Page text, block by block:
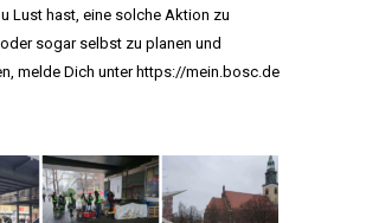
Lust hast, eine solche Aktion zu
sogar selbst zu planen und
melde Dich unterhttps://mein.bosc.de
AKTIVITÄTEN
CLUB